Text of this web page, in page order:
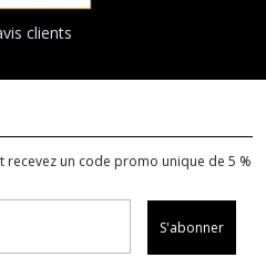
clients
recevez un code promo unique de 5 %
S'abonner